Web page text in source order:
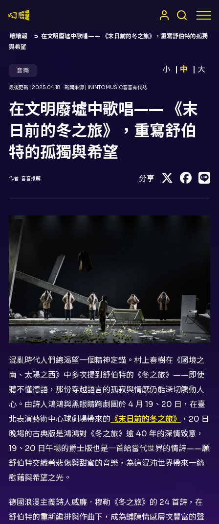
嚷嚷報
在文明廢墟中歌唱—— 《末日前的冬之旅》，重寫舒伯特的孤獨
與希望
音樂 小 中 大
最後更新 | 2025.04.18 新聞來源 | ININTOMUSIC音音有代誌
在文明廢墟中歌唱—— 《末
日前的冬之旅》，重寫舒伯
特的孤獨與希望
作者: 音音推薦 分享
混亂時代人們總渴望一個精神定錨。村上春樹在《國境之
南、太陽之西》中多次提到舒伯特的《冬之旅》——即使
聽不懂德語，那份穿越語言的孤寂與情感仍能深切觸動人
心。由詩人鴻鴻與黑眼睛跨劇團於 4 月 19、20 日，在臺
北表演藝術中心球劇場帶來的 《末日前的冬之旅》
，20 日
晚場的古典版是鴻鴻對《冬之旅》逾 40 年的深情致意，
19、20 日午場的爵士版也是一首給當代世界的情詩——願
舒伯特交織著悲傷與甜蜜的音樂，為這混沌世界帶來一絲
慰藉與希望之光。
德國浪漫主義詩人威廉．穆勒《冬之旅》的 24 首詩，在
舒伯特的重新編排與作曲下，成為鋪陳情感層次豐富的聲